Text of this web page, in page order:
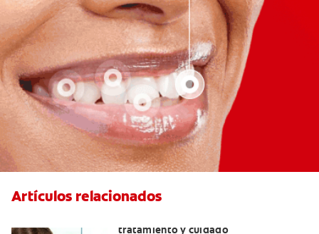
Artículos relacionados
tratamiento y cuidado